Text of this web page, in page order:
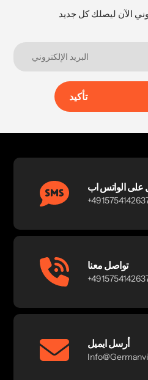
الآن ليصلك كل جديد
تأكيد
على الواتس اب
تواصل معنا
أرسل ايميل